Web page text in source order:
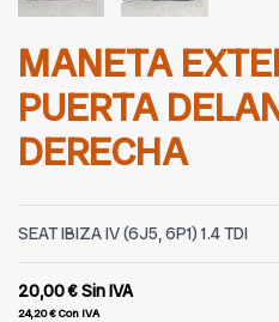
MANETA
PUERTA
DERECHA
SEAT IBIZA IV (6J5, 6P1) 1.4 TDI
20,00 €Sin IVA
24,20 €Con IVA